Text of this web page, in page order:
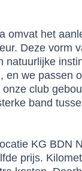
omvat het
Deze vorm
natuurlijke
en we passen
club
band
KG BDN
prijs.